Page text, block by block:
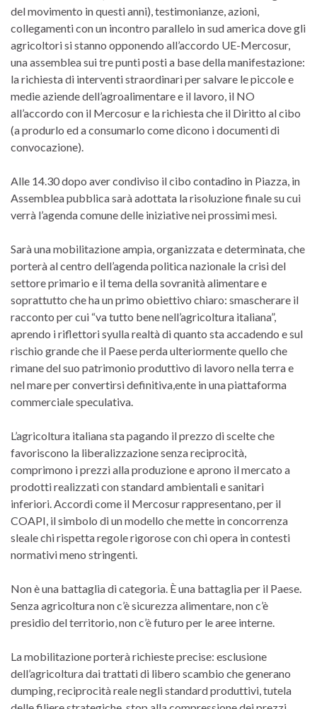
del movimento in questi anni), testimonianze, azioni,
collegamenti con un incontro parallelo in sud america dove gli
agricoltori si stanno opponendo all’accordo UE-Mercosur,
una assemblea sui tre punti posti a base della manifestazione:
la richiesta di interventi straordinari per salvare le piccole e
medie aziende dell’agroalimentare e il lavoro, il NO
all’accordo con il Mercosur e la richiesta che il Diritto al cibo
(a produrlo ed a consumarlo come dicono i documenti di
convocazione).
Alle 14.30 dopo aver condiviso il cibo contadino in Piazza, in
Assemblea pubblica sarà adottata la risoluzione finale su cui
verrà l’agenda comune delle iniziative nei prossimi mesi.
Sarà una mobilitazione ampia, organizzata e determinata, che
porterà al centro dell’agenda politica nazionale la crisi del
settore primario e il tema della sovranità alimentare e
soprattutto che ha un primo obiettivo chiaro: smascherare il
racconto per cui “va tutto bene nell’agricoltura italiana”,
aprendo i riflettori syulla realtà di quanto sta accadendo e sul
rischio grande che il Paese perda ulteriormente quello che
rimane del suo patrimonio produttivo di lavoro nella terra e
nel mare per convertirsi definitiva,ente in una piattaforma
commerciale speculativa.
L’agricoltura italiana sta pagando il prezzo di scelte che
favoriscono la liberalizzazione senza reciprocità,
comprimono i prezzi alla produzione e aprono il mercato a
prodotti realizzati con standard ambientali e sanitari
inferiori. Accordi come il Mercosur rappresentano, per il
COAPI, il simbolo di un modello che mette in concorrenza
sleale chi rispetta regole rigorose con chi opera in contesti
normativi meno stringenti.
Non è una battaglia di categoria. È una battaglia per il Paese.
Senza agricoltura non c’è sicurezza alimentare, non c’è
presidio del territorio, non c’è futuro per le aree interne.
La mobilitazione porterà richieste precise: esclusione
dell’agricoltura dai trattati di libero scambio che generano
dumping, reciprocità reale negli standard produttivi, tutela